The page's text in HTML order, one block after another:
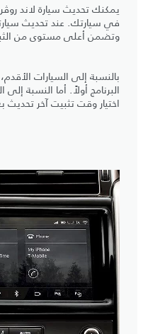
يمكنك تحديث سيارة لاند
في سيارتك. عند تحديث
وتضمن أعلى مستوى من
بالنسبة إلى السيارات
البرنامج أولاً. أما النسبة
اختيار وقت تثبيت آخر